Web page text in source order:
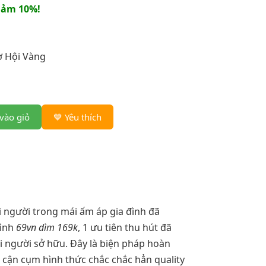
10%!
Hội Vàng
giỏ 💙 Yêu thích
người trong mái ấm áp gia đình đã
69vn dìm 169k, 1 ưu tiên thu hút đã
người sở hữu. Đây là biện pháp hoàn
cụm hình thức chắc chắc hẳn quality